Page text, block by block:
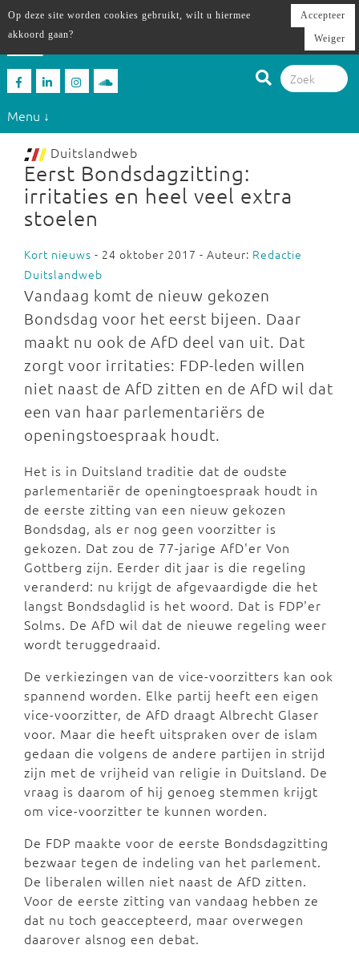
Menu ↓
Duitslandweb
Eerst Bondsdagzitting:
irritaties en heel veel extra
stoelen
Kort nieuws - 24 oktober 2017 - Auteur: Redactie
Duitslandweb
Vandaag komt de nieuw gekozen
Bondsdag voor het eerst bijeen. Daar
maakt nu ook de AfD deel van uit. Dat
zorgt voor irritaties: FDP-leden willen
niet naast de AfD zitten en de AfD wil dat
een van haar parlementariërs de
openingstoespraak houdt.
Het is in Duitsland traditie dat de oudste
parlementariër de openingtoespraak houdt in
de eerste zitting van een nieuw gekozen
Bondsdag, als er nog geen voorzitter is
gekozen. Dat zou de 77-jarige AfD'er Von
Gottberg zijn. Eerder dit jaar is die regeling
veranderd: nu krijgt de afgevaardigde die het
langst Bondsdaglid is het woord. Dat is FDP'er
Solms. De AfD wil dat de nieuwe regeling weer
wordt teruggedraaid.
De verkiezingen van de vice-voorzitters kan ook
spannend worden. Elke partij heeft een eigen
vice-voorzitter, de AfD draagt Albrecht Glaser
voor. Maar die heeft uitspraken over de islam
gedaan die volgens de andere partijen in strijd
zijn met de vrijheid van religie in Duitsland. De
vraag is daarom of hij genoeg stemmen krijgt
om vice-voorzitter te kunnen worden.
De FDP maakte voor de eerste Bondsdagzitting
bezwaar tegen de indeling van het parlement.
De liberalen willen niet naast de AfD zitten.
Voor de eerste zitting van vandaag hebben ze
dat nu toch geaccepteerd, maar overwegen
daarover alsnog een debat.
Op deze site worden cookies gebruikt, wilt u hiermee
akkoord gaan?
Accepteer
Weiger